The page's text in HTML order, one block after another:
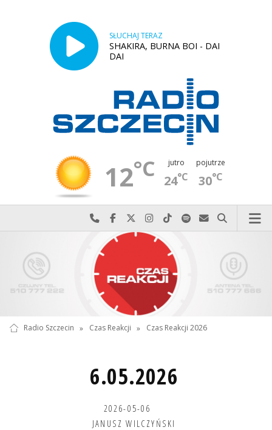
SŁUCHAJ TERAZ
SHAKIRA, BURNA BOI - DAI
DAI
12°C jutro
24°C
pojutrze
30°C
Najlepiej po prostu do nas zadzwoń
Odwiedź nas na Facebook-u
Odwiedź nas na X
Odwiedź nas na Instagram-ie
Odwiedź nas na TikTok-u
Szukaj nas na Spotify
Wyślij do nas
Szukaj
Radio Szczecin » Czas Reakcji » Czas Reakcji 2026
6.05.2026
2026-05-06
JANUSZ WILCZYŃSKI